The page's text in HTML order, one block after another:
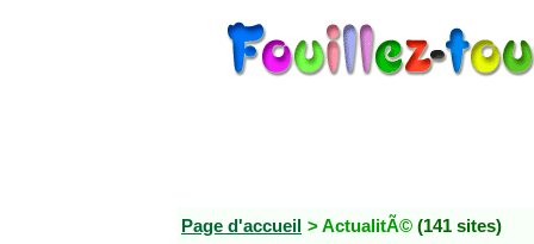
Page d'accueil > ActualitÃ© (141 sites)